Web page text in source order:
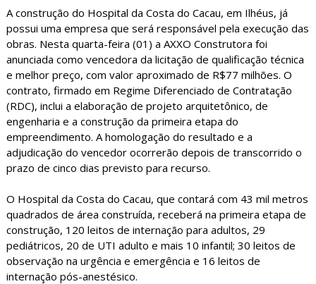
A construção do Hospital da Costa do Cacau, em Ilhéus, já
possui uma empresa que será responsável pela execução das
obras. Nesta quarta-feira (01) a AXXO Construtora foi
anunciada como vencedora da licitação de qualificação técnica
e melhor preço, com valor aproximado de R$77 milhões. O
contrato, firmado em Regime Diferenciado de Contratação
(RDC), inclui a elaboração de projeto arquitetônico, de
engenharia e a construção da primeira etapa do
empreendimento. A homologação do resultado e a
adjudicação do vencedor ocorrerão depois de transcorrido o
prazo de cinco dias previsto para recurso.
O Hospital da Costa do Cacau, que contará com 43 mil metros
quadrados de área construída, receberá na primeira etapa de
construção, 120 leitos de internação para adultos, 29
pediátricos, 20 de UTI adulto e mais 10 infantil; 30 leitos de
observação na urgência e emergência e 16 leitos de
internação pós-anestésico.